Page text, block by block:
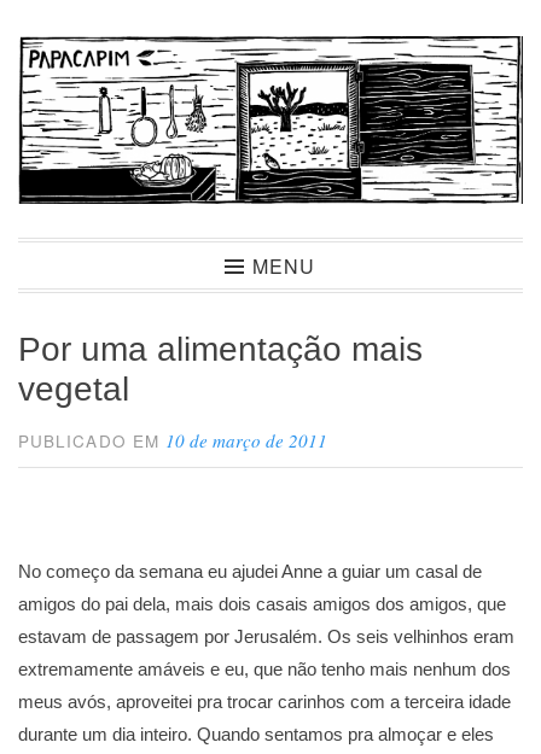
para
conteúdo
PapacapimMENU
Por uma alimentação mais
vegetal
PUBLICADO EM 10 de março de 2011
No começo da semana eu ajudei Anne a guiar um casal de
amigos do pai dela, mais dois casais amigos dos amigos, que
estavam de passagem por Jerusalém. Os seis velhinhos eram
extremamente amáveis e eu, que não tenho mais nenhum dos
meus avós, aproveitei pra trocar carinhos com a terceira idade
durante um dia inteiro. Quando sentamos pra almoçar e eles